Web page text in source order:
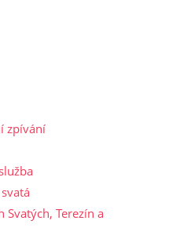
zpívání
Svatých, Terezín a